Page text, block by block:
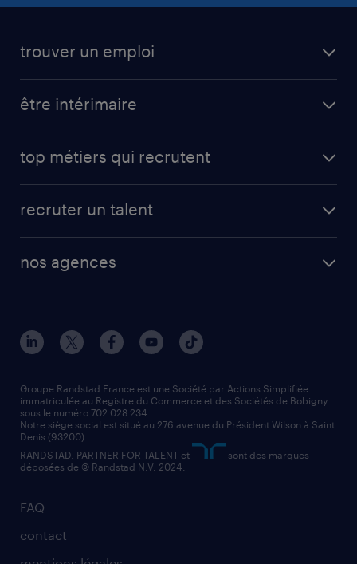
trouver un emploi
créer un compte candidat
être intérimaire
app talent / portail web
top métiers qui recrutent
manutentionnaire
assistant administratif
comptable
recruter un talent
solutions opérationnelles
contact entreprise
faq intérim / recrutement
nos agences
nos agences par ville
nos agences par région
nos cabinets de recrutement
FAQ
contact
Groupe Randstad France est une Société par Actions Simplifiée
immatriculée au Registre du Commerce et des Sociétés de Bobigny
sous le numéro 702 028 234.
Notre siège social est situé au 276 avenue du Président Wilson à Saint
Denis (93200).
RANDSTAD, PARTNER FOR TALENT et
sont des marques
déposées de © Randstad N.V. 2024.